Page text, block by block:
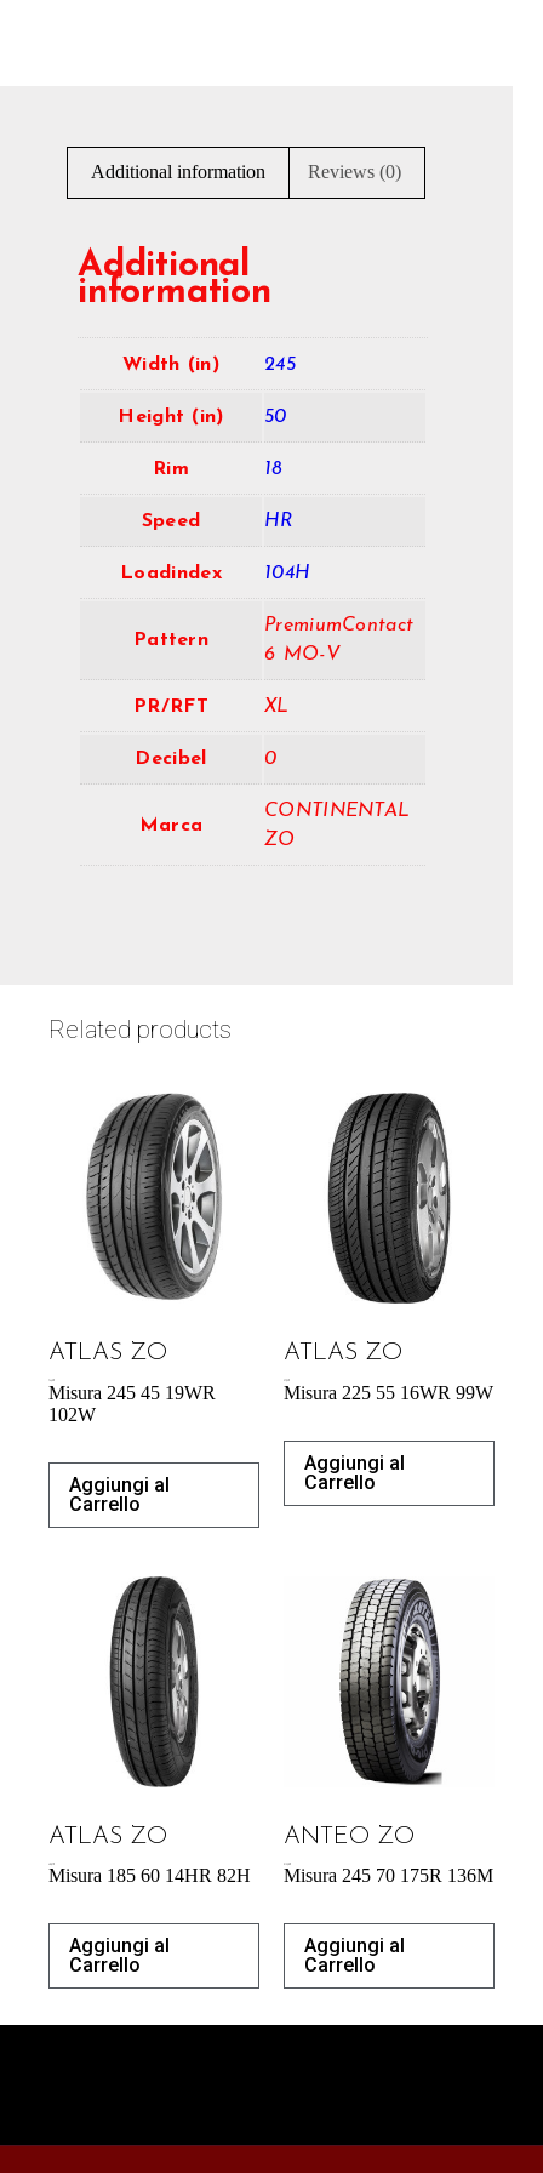
Additional information Reviews (0)
Additional
information
Width (in) 245
Height (in) 50
Rim 18
Speed HR
Loadindex 104H
Pattern
PremiumContact
6 MO-V
PR/RFT XL
Decibel 0
Marca
CONTINENTAL
ZO
Related products
ATLAS ZO
Misura 245 45 19WR
102W
Aggiungi al
Carrello
ATLAS ZO
Misura 225 55 16WR 99W
Aggiungi al
Carrello
ATLAS ZO
Misura 185 60 14HR 82H
Aggiungi al
Carrello
ANTEO ZO
Misura 245 70 175R 136M
Aggiungi al
Carrello